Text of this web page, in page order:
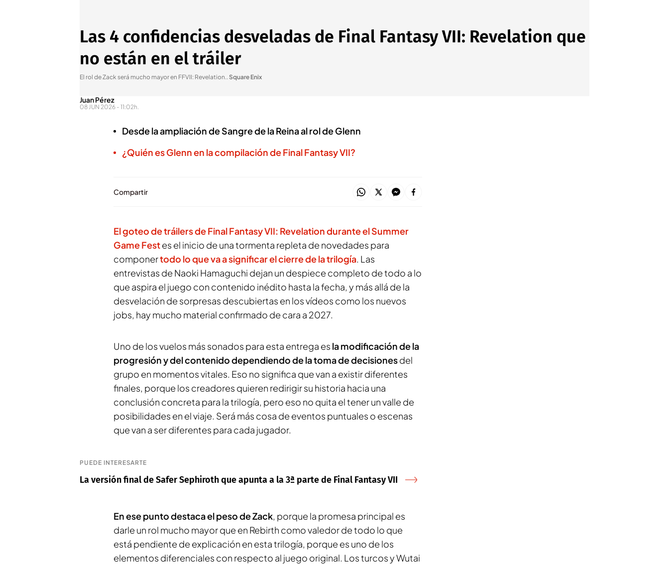
Las 4 confidencias desveladas de Final Fantasy VII: Revelation que
no están en el tráiler
El rol de Zack será mucho mayor en FFVII: Revelation..Square Enix
Juan Pérez
08 JUN 2026 - 11:02h.
Desde la ampliación de Sangre de la Reina al rol de Glenn
¿Quién es Glenn en la compilación de Final Fantasy VII?
Compartir
El goteo de tráilers de Final Fantasy VII: Revelation durante el Summer
Game Festes el inicio de una tormenta repleta de novedades para
componertodo lo que va a significar el cierre de la trilogía. Las
entrevistas de Naoki Hamaguchi dejan un despiece completo de todo a lo
que aspira el juego con contenido inédito hasta la fecha, y más allá de la
desvelación de sorpresas descubiertas en los vídeos como los nuevos
jobs, hay mucho material confirmado de cara a 2027.
Uno de los vuelos más sonados para esta entrega es la modificación de la
progresión y del contenido dependiendo de la toma de decisionesdel
grupo en momentos vitales. Eso no significa que van a existir diferentes
finales, porque los creadores quieren redirigir su historia hacia una
conclusión concreta para la trilogía, pero eso no quita el tener un valle de
posibilidades en el viaje. Será más cosa de eventos puntuales o escenas
que van a ser diferentes para cada jugador.
PUEDE INTERESARTE
La versión final de Safer Sephiroth que apunta a la 3ª parte de Final Fantasy VII
En ese punto destaca el peso de Zack, porque la promesa principal es
darle un rol mucho mayor que en Rebirth como valedor de todo lo que
está pendiente de explicación en esta trilogía, porque es uno de los
elementos diferenciales con respecto al juego original. Los turcos y Wutai